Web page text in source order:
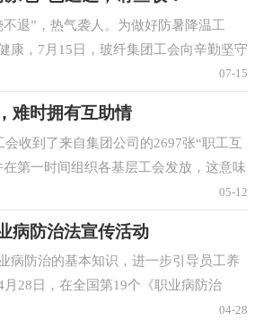
退”，热气袭人。为做好防暑降温工
康，7月15日，玻纤集团工会向辛勤坚守
工送去了防暑福利，在炎炎酷暑给员工
07-15
难时拥有互助情
会收到了来自集团公司的2697张“职工互
第一时间组织各基层工会发放，这意味
”取得了实实在在的成效。在发放告知书
工们进
05-12
病防治法宣传活动
病防治的基本知识，进一步引导员工养
28日，在全国第19个《职业病防治
04-28